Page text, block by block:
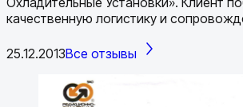
качественную логистику и
25.12.2013Все отзывы